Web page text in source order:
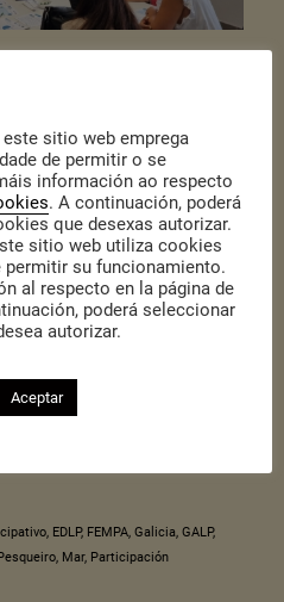
de Desenvolvemento
de programación 2023-2027 do
e da Acuicultura (FEMPA).
encontros presenciais e virtuais,
sobre as necesidades de cada
fase deste proceso
en cada territorio, de forma
público, social e económico.
Local Participativo orientarán a
e da Pesca e da Acuicultura
europeos 2021-2027.
, EDLP, FEMPA, Galicia, GALP,
, Mar, Participación
sitio web emprega
de permitir o se
información ao respecto
. A continuación, poderá
que desexas autorizar.
sitio web utiliza cookies
permitir su funcionamiento.
al respecto en la página de
poderá seleccionar
autorizar.
Aceptar